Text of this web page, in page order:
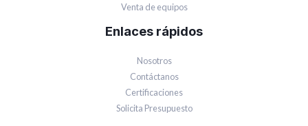
Venta de equipos
Enlaces rápidos
Nosotros
Contáctanos
Certificaciones
Solicita Presupuesto